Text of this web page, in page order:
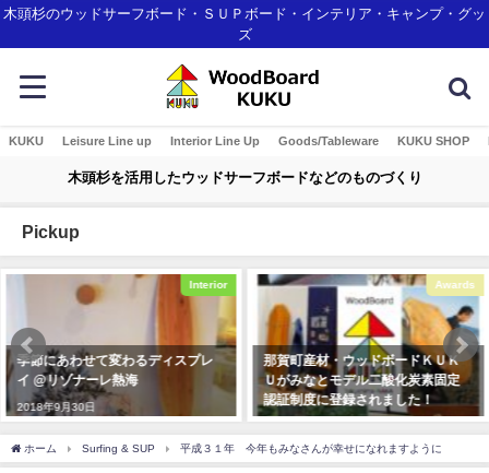
木頭杉のウッドサーフボード・ＳＵＰボード・インテリア・キャンプ・グッ
ズ
KUKU Leisure Line up Interior Line Up Goods/Tableware KUKU SHOP
木頭杉を活用したウッドサーフボードなどのものづくり
Pickup
Awards
那賀町産材・ウッドボードＫＵＫ
Ｕがみなとモデル二酸化炭素固定
認証制度に登録されました！
Interior
沖縄に新登場のリゾートホテル
「STORYLINE 瀬長島」のご紹介！
2024年4月30日
ホーム Surfing & SUP 平成３１年 今年もみなさんが幸せになれますように